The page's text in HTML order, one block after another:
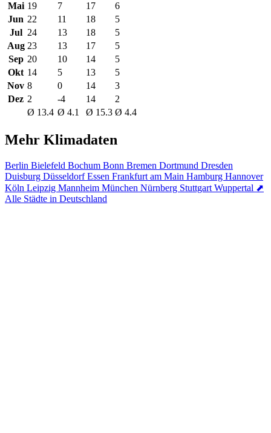
Mai 19 7 17
6
Jun 22 11 18
5
Jul 24 13 18
5
Aug 23 13 17
5
Sep 20 10 14
5
Okt 14 5 13
5
Nov 8 0 14
3
Dez 2 -4 14
2
Ø 13.4 Ø 4.1 Ø 15.3 Ø 4.4
Mehr Klimadaten
Berlin Bielefeld Bochum Bonn Bremen Dortmund Dresden
Duisburg DüsseldorfEssen Frankfurt am Main Hamburg Hannover
Köln Leipzig Mannheim München Nürnberg Stuttgart Wuppertal ⬈
Alle Städte in Deutschland